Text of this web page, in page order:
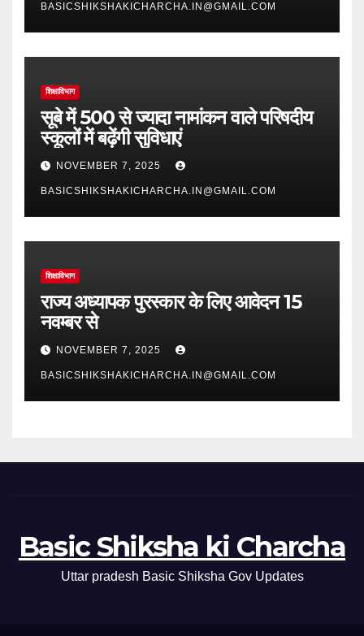
BASICSHIKSHAKICHARCHA.IN@GMAIL.COM
शिक्षाविभाग
सूबे में 500 से ज्यादा नामांकन वाले परिषदीय
स्कूलों में बढ़ेंगी सुविधाएं
NOVEMBER 7, 2025
BASICSHIKSHAKICHARCHA.IN@GMAIL.COM
शिक्षाविभाग
राज्य अध्यापक पुरस्कार के लिए आवेदन 15
नवम्बर से
NOVEMBER 7, 2025
BASICSHIKSHAKICHARCHA.IN@GMAIL.COM
Basic Shiksha ki Charcha
Uttar pradesh Basic Shiksha Gov Updates